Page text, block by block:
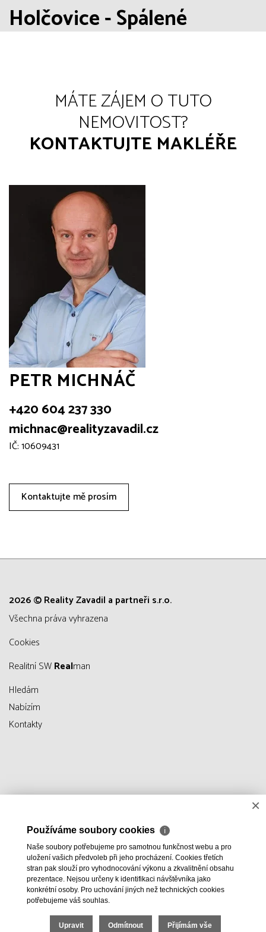
Holčovice - Spálené
MÁTE ZÁJEM O TUTO
NEMOVITOST?
KONTAKTUJTE MAKLÉŘE
PETR MICHNÁČ
+420 604 237 330
michnac@realityzavadil.cz
IČ: 10609431
Kontaktujte mě prosím
2026 © Reality Zavadil a partneři s.r.o.
všechna práva vyhrazena
Cookies
Realitní SWRealman
Hledám
Nabízím
Kontakty
×
Používáme soubory cookies ℹ
Naše soubory potřebujeme pro samotnou funkčnost webu a pro
uložení vašich předvoleb při jeho procházení. Cookies třetích
stran pak slouží pro vyhodnocování výkonu a zkvalitnění obsahu
prezentace. Nejsou určeny k identifikaci návštěvníka jako
konkrétní osoby. Pro uchování jiných než technických cookies
potřebujeme váš souhlas.
Upravit Odmítnout Přijímám vše